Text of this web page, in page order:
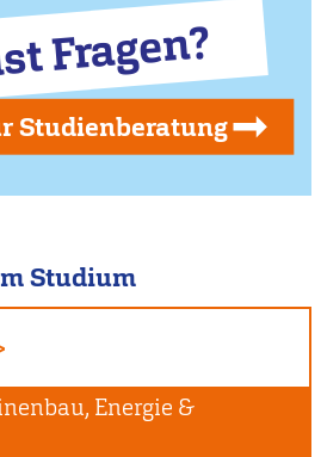
Fragen?
Studienberatung
Studium
Energie &